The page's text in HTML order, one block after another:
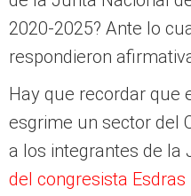
2020-2025? Ante lo
respondieron
Hay que recordar que
esgrime un sector del
a los integrantes de la
del congresista Esdras